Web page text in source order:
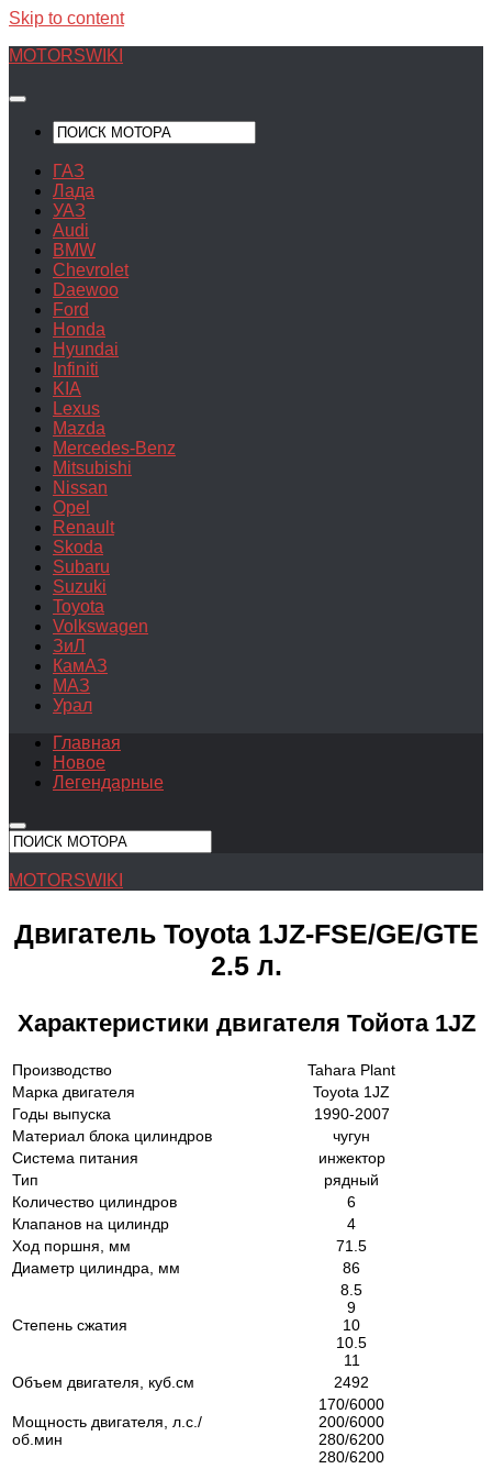
Skip to content
MOTORSWIKI
ГАЗ
Лада
УАЗ
Audi
BMW
Chevrolet
Daewoo
Ford
Honda
Hyundai
Infiniti
KIA
Lexus
Mazda
Mercedes-Benz
Mitsubishi
Nissan
Opel
Renault
Skoda
Subaru
Suzuki
Toyota
Volkswagen
ЗиЛ
КамАЗ
МАЗ
Урал
Главная
Новое
Легендарные
MOTORSWIKI
Двигатель Toyota 1JZ-FSE/GE/GTE
2.5 л.
Характеристики двигателя Тойота 1JZ
Производство
Tahara Plant
Марка двигателя
Toyota 1JZ
Годы выпуска
1990-2007
Материал блока цилиндров
чугун
Система питания
инжектор
Тип
рядный
Количество цилиндров
6
Клапанов на цилиндр
4
Ход поршня, мм
71.5
Диаметр цилиндра, мм
86
Степень сжатия
8.5
9
10
10.5
11
Объем двигателя, куб.см
2492
Мощность двигателя, л.с./
об.мин
170/6000
200/6000
280/6200
280/6200